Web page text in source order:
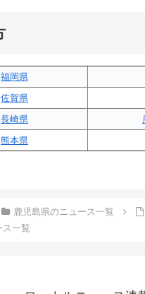
福岡県
佐賀県
長崎県
熊本県
鹿児島県のニュース一覧
ス一覧